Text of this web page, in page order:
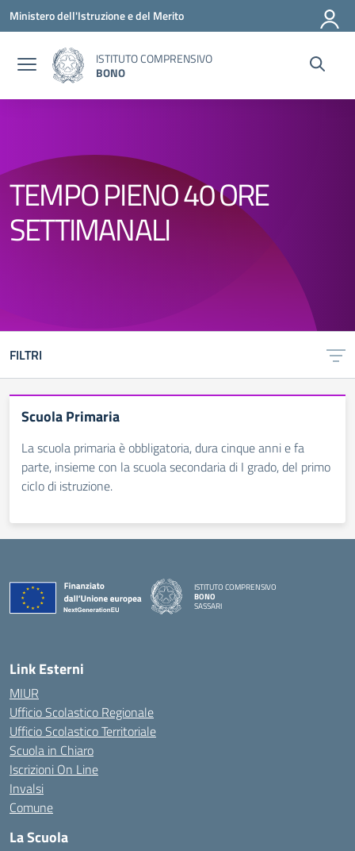
Vai ai contenuti
Vai al menu di navigazione
Vai al footer
Ministero dell'Istruzione e del Merito
ISTITUTO COMPRENSIVO
BONO
TEMPO PIENO 40 ORE
SETTIMANALI
FILTRI
Scuola Primaria
La scuola primaria è obbligatoria, dura cinque anni e fa
parte, insieme con la scuola secondaria di I grado, del primo
ciclo di istruzione.
ISTITUTO COMPRENSIVO
BONO
SASSARI
Link Esterni
MIUR
Ufficio Scolastico Regionale
Ufficio Scolastico Territoriale
Scuola in Chiaro
Iscrizioni On Line
Invalsi
Comune
La Scuola